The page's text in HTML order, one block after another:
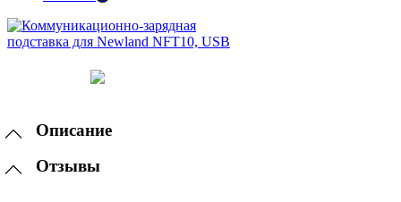
Описание
Отзывы